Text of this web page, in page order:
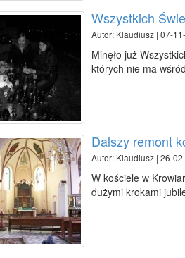
Wszystkich
Autor: Klaudiusz | 07-
Minęło już
których nie ma
Dalszy remont
Autor: Klaudiusz | 26-
W kościele w
dużymi krokami